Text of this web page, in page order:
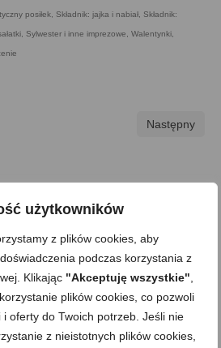
użytkowników
z plików cookies, aby
podczas korzystania z
Klikając "Akceptuję wszystkie"
plików cookies, co pozwoli
oferty do Twoich potrzeb. Jeśli nie
z nieistotnych plików cookies,
posiłek Składnik: jajka i nabiał Składnik:
Sylwester i inne imprezowe Walentynki
Następny